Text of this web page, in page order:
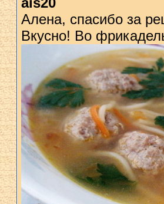
Алена, спасибо за
Вкусно! Во